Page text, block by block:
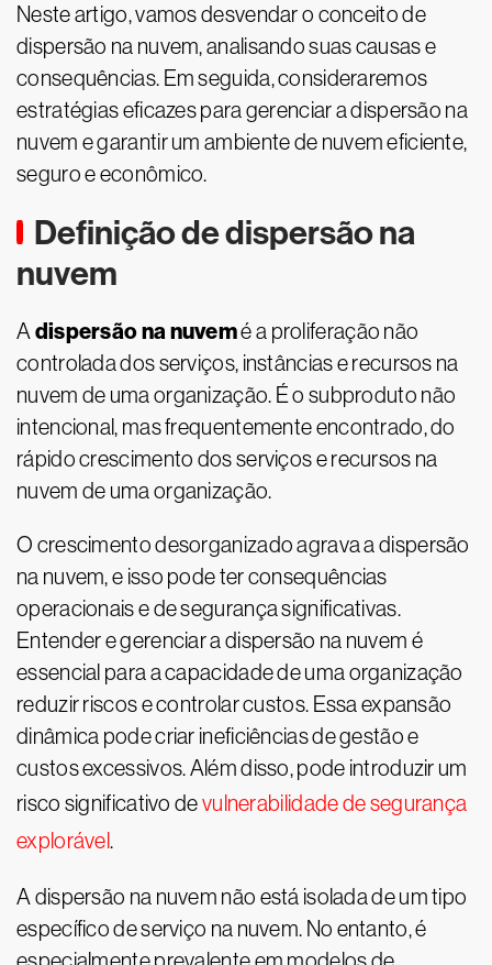
Neste artigo, vamos desvendar o conceito de
dispersão na nuvem, analisando suas causas e
consequências. Em seguida, consideraremos
estratégias eficazes para gerenciar a dispersão na
nuvem e garantir um ambiente de nuvem eficiente,
seguro e econômico.
Definição de dispersão na
nuvem
A dispersão na nuvemé a proliferação não
controlada dos serviços, instâncias e recursos na
nuvem de uma organização. É o subproduto não
intencional, mas frequentemente encontrado, do
rápido crescimento dos serviços e recursos na
nuvem de uma organização.
O crescimento desorganizado agrava a dispersão
na nuvem, e isso pode ter consequências
operacionais e de segurança significativas.
Entender e gerenciar a dispersão na nuvem é
essencial para a capacidade de uma organização
reduzir riscos e controlar custos. Essa expansão
dinâmica pode criar ineficiências de gestão e
custos excessivos. Além disso, pode introduzir um
risco significativo devulnerabilidade de segurança
explorável.
A dispersão na nuvem não está isolada de um tipo
específico de serviço na nuvem. No entanto, é